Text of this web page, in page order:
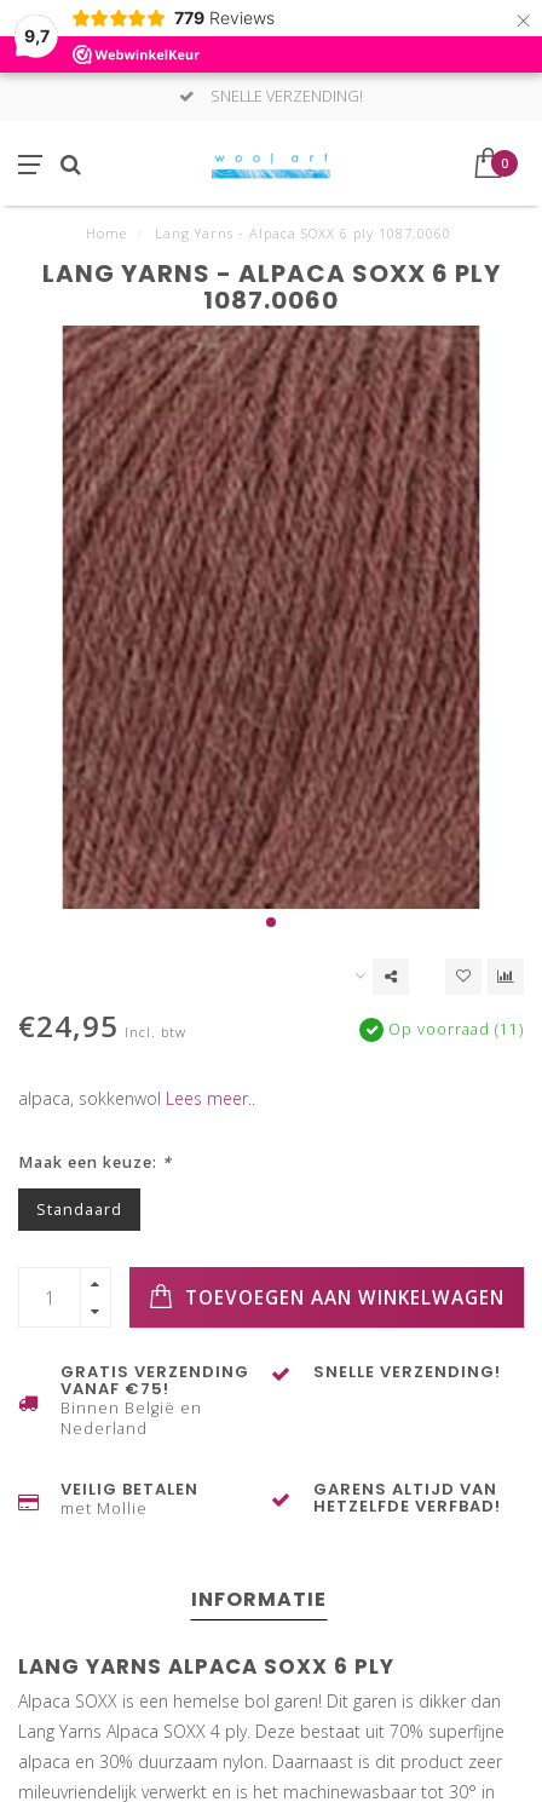
9,7
779 Reviews ×
SNELLE VERZENDING!
0
Home Lang Yarns - Alpaca SOXX 6 ply 1087.0060
LANG YARNS - ALPACA SOXX 6 PLY
1087.0060
€24,95 Incl. btw Op voorraad (11)
alpaca, sokkenwol Lees meer..
Maak een keuze: *
Standaard
TOEVOEGEN AAN WINKELWAGEN
GRATIS VERZENDING
VANAF €75!
Binnen België en
Nederland
SNELLE VERZENDING!
VEILIG BETALEN
met Mollie
GARENS ALTIJD VAN
HETZELFDE VERFBAD!
INFORMATIE
LANG YARNS ALPACA SOXX 6 PLY
Alpaca SOXX is een hemelse bol garen! Dit garen is dikker dan
Lang Yarns Alpaca SOXX 4 ply. Deze bestaat uit 70% superfijne
alpaca en 30% duurzaam nylon. Daarnaast is dit product zeer
mileuvriendelijk verwerkt en is het machinewasbaar tot 30° in